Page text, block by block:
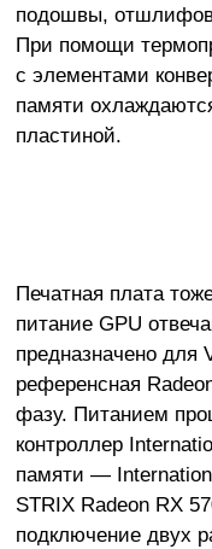
подошвы,
При помощи
с элементами
памяти
пластиной.
Печатная плата
питание GPU
предназначено для
референсная
фазу. Питанием
контроллер
памяти —
STRIX Radeon RX
подключение двух